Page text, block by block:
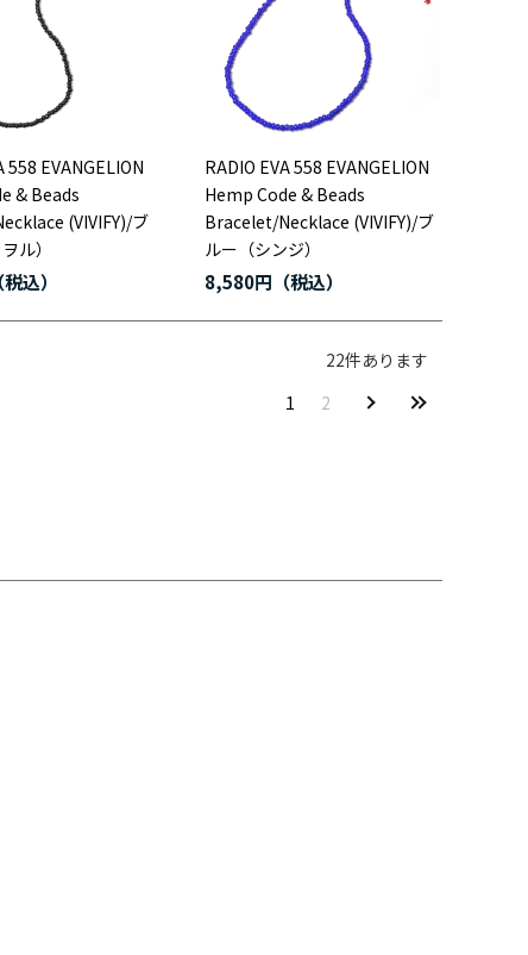
558 EVANGELION
& Beads
(VIVIFY)/ブ
ル）
RADIO EVA 558 EVANGELION
Hemp Code & Beads
Bracelet/Necklace (VIVIFY)/ブ
ルー（シンジ）
8,580円
22件あります
1
2